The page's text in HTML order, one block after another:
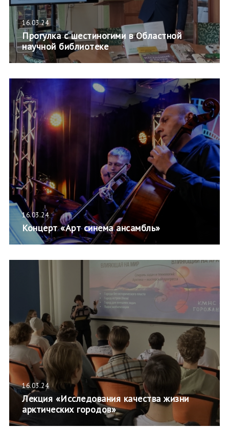
16.03.24
Прогулка с шестиногими в Областной
научной библиотеке
16.03.24
Концерт «Арт синема ансамбль»
16.03.24
Лекция «Исследования качества жизни
арктических городов»